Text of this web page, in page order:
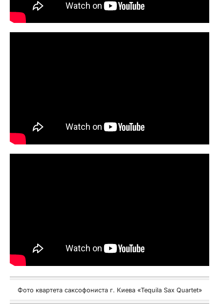
Фото квартета саксофониста г. Киева «Tequila Sax Quartet»